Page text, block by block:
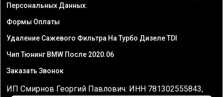
Персональных Данных.
Формы Оплаты
Удаление Сажевого Фильтра На Турбо Дизеле TDI
Чип Тюнинг BMW После 2020.06
Заказать Звонок
ИП Смирнов Георгий Павлович. ИНН 781302555843,